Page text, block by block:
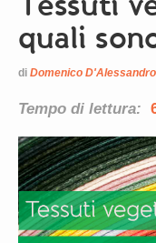
quali
di Domenico D'Alessandro
Tempo di lettura: